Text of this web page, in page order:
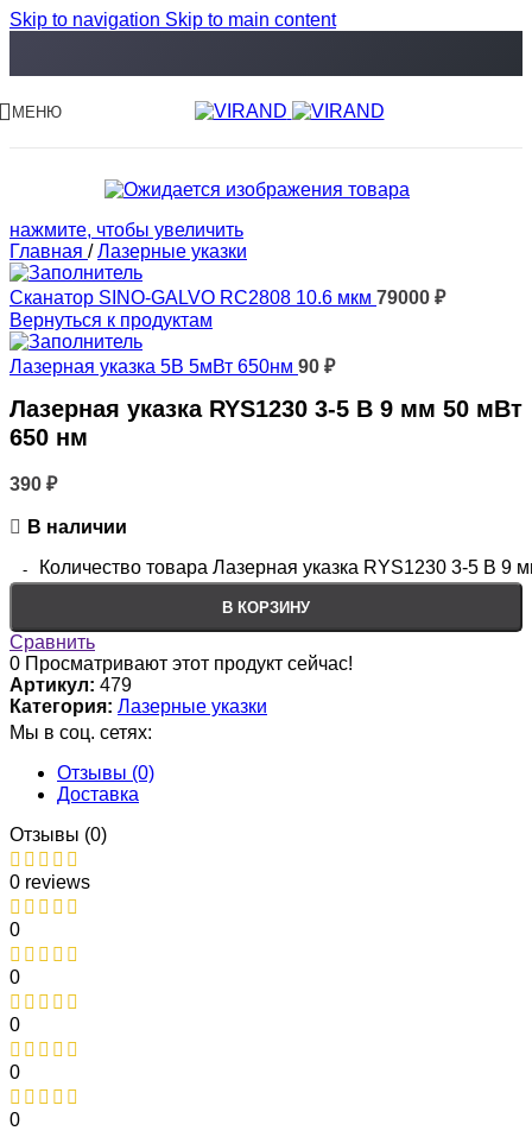
Skip to navigation Skip to main content
МЕНЮ
нажмите, чтобы увеличить
Главная / Лазерные указки
Сканатор SINO-GALVO RC2808 10.6 мкм 79000 ₽
Вернуться к продуктам
Лазерная указка 5В 5мВт 650нм 90 ₽
Лазерная указка RYS1230 3-5 В 9 мм 50 мВт
650 нм
390 ₽
В наличии
Количество товара Лазерная указка RYS1230 3-5 В 9
В КОРЗИНУ
Сравнить
0 Просматривают этот продукт сейчас!
Артикул: 479
Категория: Лазерные указки
Мы в соц. сетях:
Отзывы (0)
Доставка
Отзывы (0)
0 reviews
0
0
0
0
0